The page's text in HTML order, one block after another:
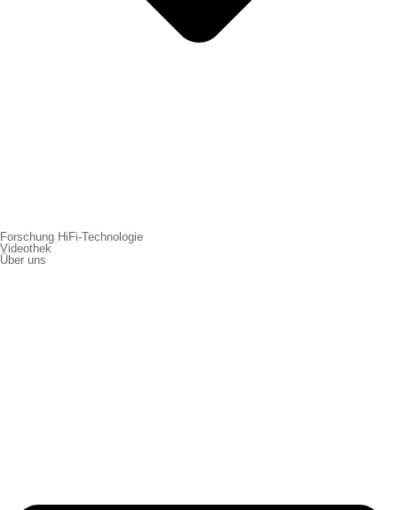
Forschung HiFi-Technologie
Videothek
Über uns